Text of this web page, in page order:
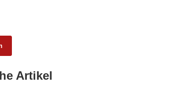
Artikel
Tiere, mehr Schlachtungen: